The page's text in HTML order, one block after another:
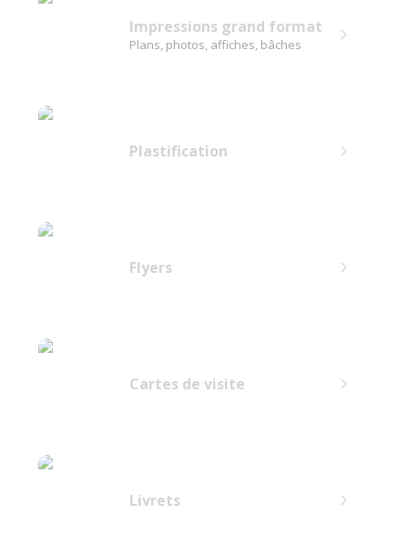
Impressions grand format
Plans, photos, affiches, bâches
Plastification
Flyers
Cartes de visite
Livrets